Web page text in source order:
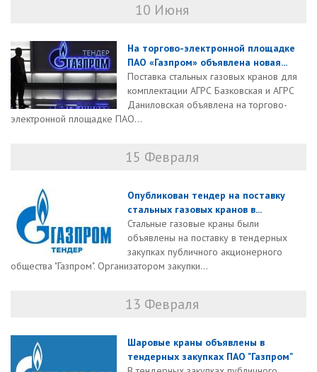
10 Июня
На торгово-электронной площадке
ПАО «Газпром» объявлена новая...
Поставка стальных газовых кранов для
комплектации АГРС Базковская и АГРС
Даниловская объявлена на торгово-
электронной площадке ПАО...
15 Февраля
Опубликован тендер на поставку
стальных газовых кранов в...
Стальные газовые краны были
объявлены на поставку в тендерных
закупках публичного акционерного
общества "Газпром". Организатором закупки...
13 Февраля
Шаровые краны объявлены в
тендерных закупках ПАО "Газпром"